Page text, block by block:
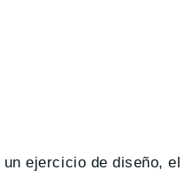
ejercicio de diseño,